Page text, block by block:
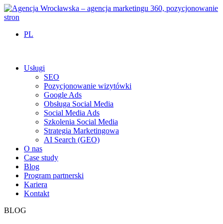
PL
Usługi
SEO
Pozycjonowanie wizytówki
Google Ads
Obsługa Social Media
Social Media Ads
Szkolenia Social Media
Strategia Marketingowa
AI Search (GEO)
O nas
Case study
Blog
Program partnerski
Kariera
Kontakt
BLOG